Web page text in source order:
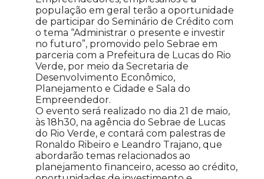
população em geral terão a oportunidade
de participar do Seminário de Crédito com
o tema “Administrar o presente e investir
no futuro”, promovido pelo Sebrae em
parceria com a Prefeitura de Lucas do Rio
Verde, por meio da Secretaria de
Desenvolvimento Econômico,
Planejamento e Cidade e Sala do
Empreendedor.
O evento será realizado no dia 21 de maio,
às 18h30, na agência do Sebrae de Lucas
do Rio Verde, e contará com palestras de
Ronaldo Ribeiro e Leandro Trajano, que
abordarão temas relacionados ao
planejamento financeiro, acesso ao crédito,